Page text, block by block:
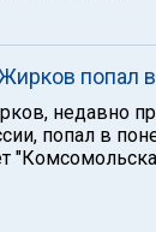
попал
недавно
попал в